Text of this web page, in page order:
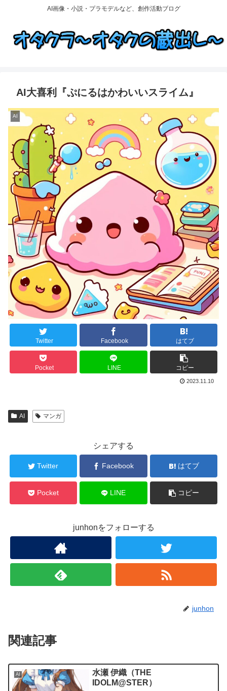
AI画像・小説・プラモデルなど、創作活動ブログ
AI大喜利『ぷにるはかわいいスライム』
AI
Twitter Facebook はてブ
Pocket LINE コピー
2023.11.10
AI マンガ
シェアする
Twitter Facebook はてブ
Pocket LINE コピー
junhonをフォローする
junhon
関連記事
AI
水瀬 伊織（THE
IDOLM@STER）